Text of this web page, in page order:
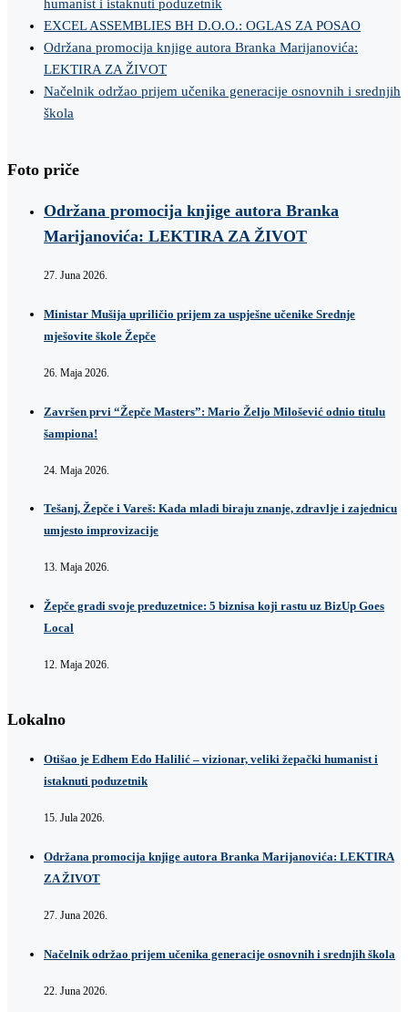
humanist i istaknuti poduzetnik
EXCEL ASSEMBLIES BH D.O.O.: OGLAS ZA POSAO
Održana promocija knjige autora Branka Marijanovića:
LEKTIRA ZA ŽIVOT
Načelnik održao prijem učenika generacije osnovnih i srednjih
škola
Foto priče
Održana promocija knjige autora Branka
Marijanovića: LEKTIRA ZA ŽIVOT
27. Juna 2026.
Ministar Mušija upriličio prijem za uspješne učenike Srednje
mješovite škole Žepče
26. Maja 2026.
Završen prvi “Žepče Masters”: Mario Željo Milošević odnio titulu
šampiona!
24. Maja 2026.
Tešanj, Žepče i Vareš: Kada mladi biraju znanje, zdravlje i zajednicu
umjesto improvizacije
13. Maja 2026.
Žepče gradi svoje preduzetnice: 5 biznisa koji rastu uz BizUp Goes
Local
12. Maja 2026.
Lokalno
Otišao je Edhem Edo Halilić – vizionar, veliki žepački humanist i
istaknuti poduzetnik
15. Jula 2026.
Održana promocija knjige autora Branka Marijanovića: LEKTIRA
ZA ŽIVOT
27. Juna 2026.
Načelnik održao prijem učenika generacije osnovnih i srednjih škola
22. Juna 2026.